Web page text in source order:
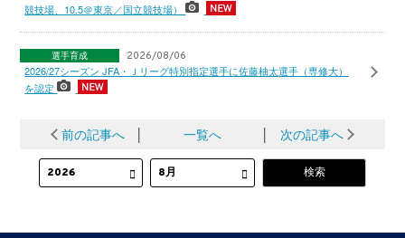
競技場、10.5＠東京／国立競技場）
選手育成 2026/08/06
2026/27シーズン JFA・Ｊリーグ特別指定選手に佐藤柚太選手（専修大）
を認定
前の記事へ │ 一覧へ │ 次の記事へ